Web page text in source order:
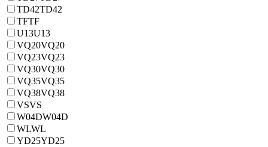
TD42TD42
TFTF
U13U13
VQ20VQ20
VQ23VQ23
VQ30VQ30
VQ35VQ35
VQ38VQ38
VSVS
W04DW04D
WLWL
YD25YD25